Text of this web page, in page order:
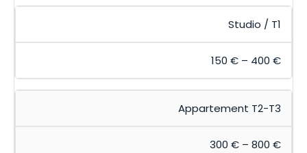
Studio / T1
150 € – 400 €
Appartement T2-T3
300 € – 800 €